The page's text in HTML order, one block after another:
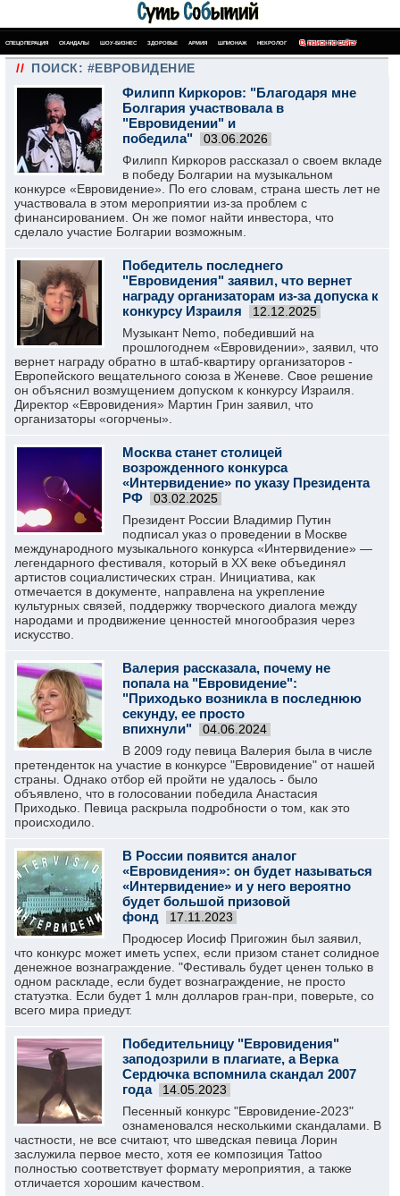
СПЕЦОПЕРАЦИЯ СКАНДАЛЫ ШОУ-БИЗНЕС ЗДОРОВЬЕ АРМИЯ ШПИОНАЖ НЕКРОЛОГ ПОИСК ПО САЙТУ
// ПОИСК: #ЕВРОВИДЕНИЕ
Филипп Киркоров: "Благодаря мне
Болгария участвовала в
"Евровидении" и
победила"
03.06.2026
Филипп Киркоров рассказал о своем вкладе
в победу Болгарии на музыкальном
конкурсе «Евровидение». По его словам, страна шесть лет не
участвовала в этом мероприятии из-за проблем с
финансированием. Он же помог найти инвестора, что
сделало участие Болгарии возможным.
Победитель последнего
"Евровидения" заявил, что вернет
награду организаторам из-за допуска к
конкурсу Израиля
12.12.2025
Музыкант Nemo, победивший на
прошлогоднем «Евровидении», заявил, что
вернет награду обратно в штаб-квартиру организаторов -
Европейского вещательного союза в Женеве. Свое решение
он объяснил возмущением допуском к конкурсу Израиля.
Директор «Евровидения» Мартин Грин заявил, что
организаторы «огорчены».
Москва станет столицей
возрожденного конкурса
«Интервидение» по указу Президента
РФ
03.02.2025
Президент России Владимир Путин
подписал указ о проведении в Москве
международного музыкального конкурса «Интервидение» —
легендарного фестиваля, который в XX веке объединял
артистов социалистических стран. Инициатива, как
отмечается в документе, направлена на укрепление
культурных связей, поддержку творческого диалога между
народами и продвижение ценностей многообразия через
искусство.
Валерия рассказала, почему не
попала на "Евровидение":
"Приходько возникла в последнюю
секунду, ее просто
впихнули"
04.06.2024
В 2009 году певица Валерия была в числе
претенденток на участие в конкурсе "Евровидение" от нашей
страны. Однако отбор ей пройти не удалось - было
объявлено, что в голосовании победила Анастасия
Приходько. Певица раскрыла подробности о том, как это
происходило.
В России появится аналог
«Евровидения»: он будет называться
«Интервидение» и у него вероятно
будет большой призовой
фонд
17.11.2023
Продюсер Иосиф Пригожин был заявил,
что конкурс может иметь успех, если призом станет солидное
денежное вознаграждение. "Фестиваль будет ценен только в
одном раскладе, если будет вознаграждение, не просто
статуэтка. Если будет 1 млн долларов гран-при, поверьте, со
всего мира приедут.
Победительницу "Евровидения"
заподозрили в плагиате, а Верка
Сердючка вспомнила скандал 2007
года
14.05.2023
Песенный конкурс "Евровидение-2023"
ознаменовался несколькими скандалами. В
частности, не все считают, что шведская певица Лорин
заслужила первое место, хотя ее композиция Tattoo
полностью соответствует формату мероприятия, а также
отличается хорошим качеством.